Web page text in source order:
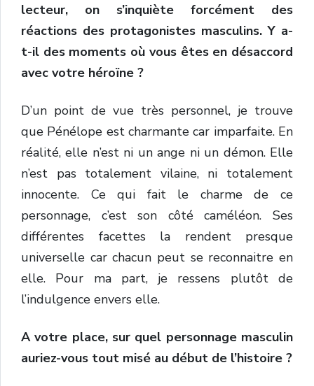
lecteur, on s’inquiète forcément des
réactions des protagonistes masculins. Y a-
t-il des moments où vous êtes en désaccord
avec votre héroïne ?
D’un point de vue très personnel, je trouve
que Pénélope est charmante car imparfaite. En
réalité, elle n’est ni un ange ni un démon. Elle
n’est pas totalement vilaine, ni totalement
innocente. Ce qui fait le charme de ce
personnage, c’est son côté caméléon. Ses
différentes facettes la rendent presque
universelle car chacun peut se reconnaitre en
elle. Pour ma part, je ressens plutôt de
l’indulgence envers elle.
A votre place, sur quel personnage masculin
auriez-vous tout misé au début de l’histoire ?